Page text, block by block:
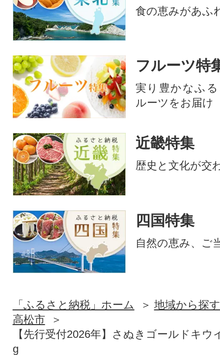
食の恵みがあふ
フルーツ特
実り豊かなふ
ルーツをお届け
近畿特集
歴史と文化が交
四国特集
自然の恵み、ご
「ふるさと納税」ホーム
地域から探す
高松市
【先行受付2026年】さぬきゴールドキ
g